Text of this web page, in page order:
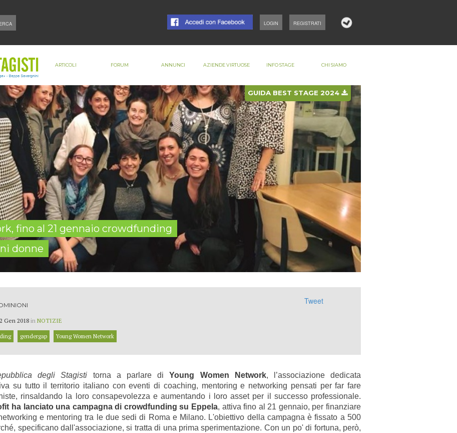
REGISTRATI
LOGIN
GUIDA BEST STAGE 2024
ARTICOLI FORUM ANNUNCI AZIENDE VIRTUOSE INFO STAGE CHI SIAMO
fino al 21 gennaio crowdfunding
donne
Gen 2018 in NOTIZIE
gendergap Young Women Network
Tweet
degli Stagisti torna a parlare diYoung Women Network, l’associazione dedicata
su tutto il territorio italiano con eventi di coaching, mentoring e networking pensati per far fare
rinsaldando la loro consapevolezza e aumentando i loro asset per il successo professionale.
ha lanciato una campagna di crowdfunding su Eppela, attiva fino al 21 gennaio, per finanziare
e mentoring tra le due sedi di Roma e Milano. L'obiettivo della campagna è fissato a 500
specificano dall'associazione, si tratta di una prima sperimentazione. Con un po' di fortuna, però,